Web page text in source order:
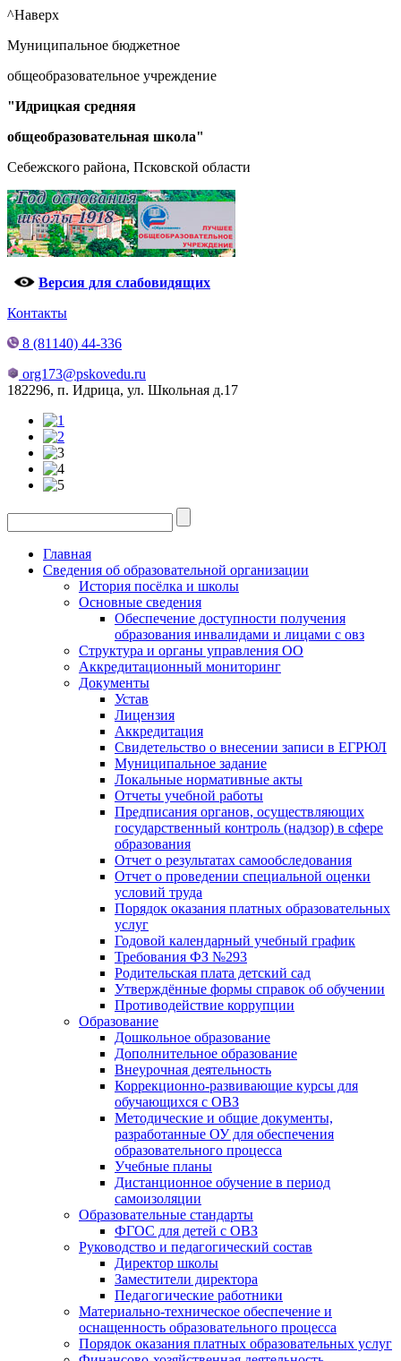
^Наверх
Муниципальное бюджетное
общеобразовательное учреждение
"Идрицкая средняя
общеобразовательная школа"
Себежского района, Псковской области
Версия для слабовидящих
Контакты
8 (81140) 44-336
org173@pskovedu.ru
182296, п. Идрица, ул. Школьная д.17
Главная
Сведения об образовательной организации
История посёлка и школы
Основные сведения
Обеспечение доступности получения
образования инвалидами и лицами с овз
Структура и органы управления ОО
Аккредитационный мониторинг
Документы
Устав
Лицензия
Аккредитация
Свидетельство о внесении записи в ЕГРЮЛ
Муниципальное задание
Локальные нормативные акты
Отчеты учебной работы
Предписания органов, осуществляющих
государственный контроль (надзор) в сфере
образования
Отчет о результатах самообследования
Отчет о проведении специальной оценки
условий труда
Порядок оказания платных образовательных
услуг
Годовой календарный учебный график
Требования ФЗ №293
Родительская плата детский сад
Утверждённые формы справок об обучении
Противодействие коррупции
Образование
Дошкольное образование
Дополнительное образование
Внеурочная деятельность
Коррекционно-развивающие курсы для
обучающихся с ОВЗ
Методические и общие документы,
разработанные ОУ для обеспечения
образовательного процесса
Учебные планы
Дистанционное обучение в период
самоизоляции
Образовательные стандарты
ФГОС для детей с ОВЗ
Руководство и педагогический состав
Директор школы
Заместители директора
Педагогические работники
Материально-техническое обеспечение и
оснащенность образовательного процесса
Порядок оказания платных образовательных услуг